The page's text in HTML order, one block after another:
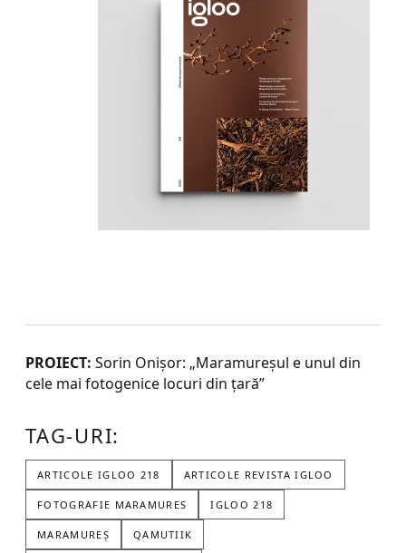
PROIECT: Sorin Onișor: „Maramureșul e unul din
cele mai fotogenice locuri din țară”
TAG-URI:
ARTICOLE IGLOO 218 ARTICOLE REVISTA IGLOO
FOTOGRAFIE MARAMURES IGLOO 218
MARAMUREȘ QAMUTIIK